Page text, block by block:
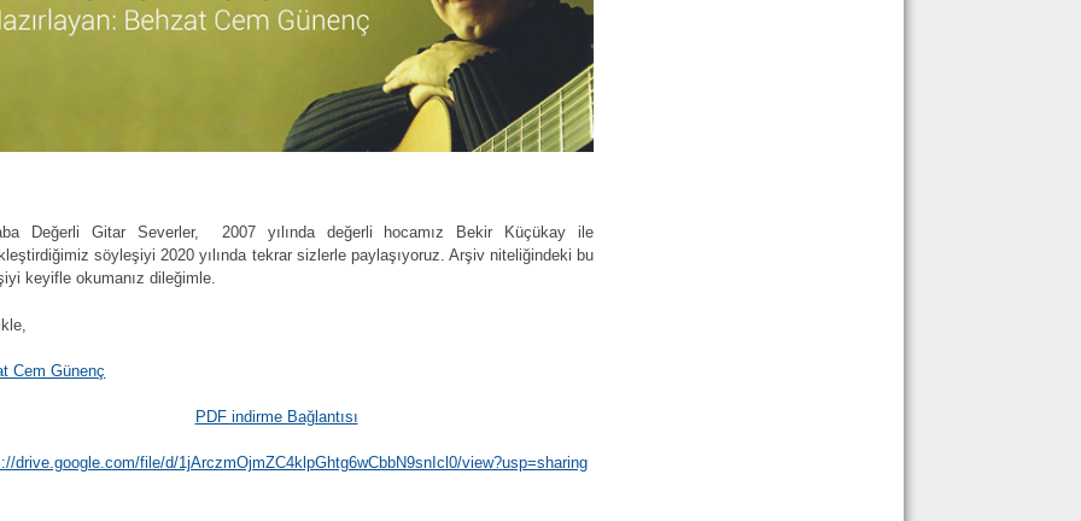
Değerli Gitar Severler, 2007 yılında değerli hocamız Bekir Küçükay ile
söyleşiyi 2020 yılında tekrar sizlerle paylaşıyoruz. Arşiv niteliğindeki bu
keyifle okumanız dileğimle.
Cem Günenç
PDF indirme Bağlantısı
drive.google.com/file/d/1jArczmOjmZC4klpGhtg6wCbbN9snIcl0/view?usp=sharing